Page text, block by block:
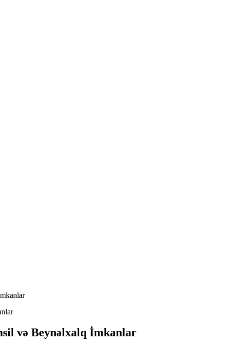
və Beynəlxalq İmkanlar